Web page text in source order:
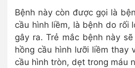
Bệnh này còn được gọi là
cầu hình liềm, là bệnh do rối
gây ra. Trẻ mắc bệnh này
hồng cầu hình lưỡi liềm thay
cầu hình tròn, dẹt trong máu